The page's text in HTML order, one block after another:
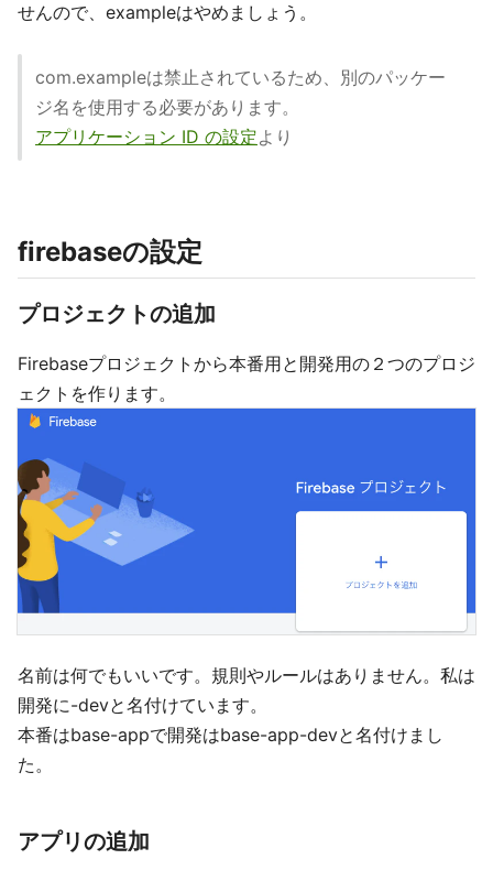
せんので、exampleはやめましょう。
com.exampleは禁止されているため、別のパッケー
ジ名を使用する必要があります。
アプリケーション ID の設定より
firebaseの設定
プロジェクトの追加
Firebaseプロジェクトから本番用と開発用の２つのプロジ
ェクトを作ります。
名前は何でもいいです。規則やルールはありません。私は
開発に-devと名付けています。
本番はbase-appで開発はbase-app-devと名付けまし
た。
アプリの追加